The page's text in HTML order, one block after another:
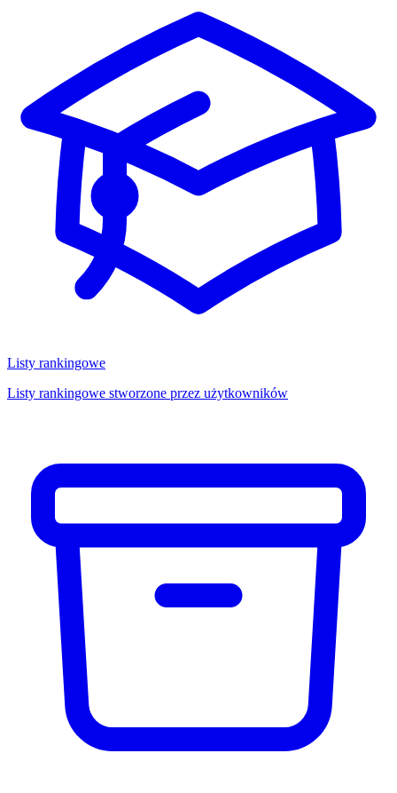
Listy rankingowe
Listy rankingowe stworzone przez użytkowników